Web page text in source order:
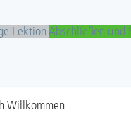
Lektion Abschließen und
Willkommen